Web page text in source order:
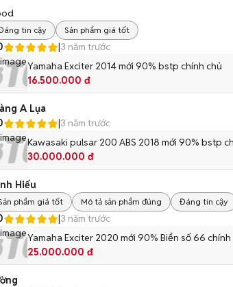
tin cậy Sản phẩm giá tốt
|3 năm trước
Yamaha Exciter 2014 mới 90% bstp chính chủ
16.500.000 đ
A Lụa
|3 năm trước
Kawasaki pulsar 200 ABS 2018 mới 90% bstp
30.000.000 đ
Hiếu
phẩm giá tốt Mô tả sản phẩm đúng Đáng tin cậy
|3 năm trước
Yamaha Exciter 2020 mới 90% Biển số 66
25.000.000 đ